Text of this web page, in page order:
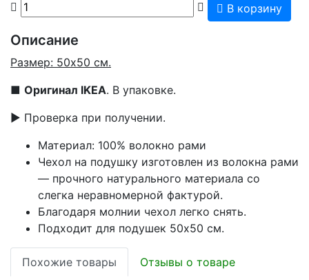
В корзину
Описание
Размер: 50х50 см.
■ Оригинал IKEA. В упаковке.
▶ Проверка при получении.
Материал: 100% волокно рами
Чехол на подушку изготовлен из волокна рами
— прочного натурального материала со
слегка неравномерной фактурой.
Благодаря молнии чехол легко снять.
Подходит для подушек 50x50 см.
Похожие товары Отзывы о товаре